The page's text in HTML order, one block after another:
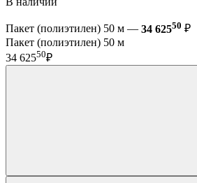
Пакет (полиэтилен) 50 м — 34 62550 ₽
Пакет (полиэтилен) 50 м
34 62550₽